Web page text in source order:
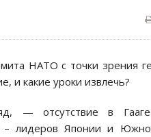
НАТО с точки зрения
и какие уроки извлечь?
— отсутствие в Гааге
– лидеров Японии и